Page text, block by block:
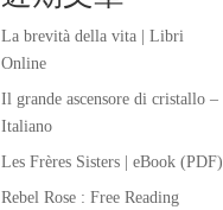
La brevità della vita | Libri
Online
Il grande ascensore di cristallo –
Italiano
Les Frères Sisters | eBook (PDF)
Rebel Rose : Free Reading